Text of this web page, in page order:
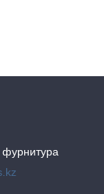
фурнитура